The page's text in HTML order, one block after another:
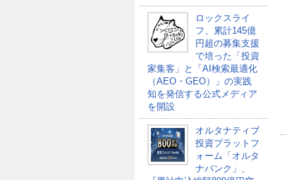
ロックスライ
フ、累計145億
円超の募集支援
で培った「投資
家集客」と「AI検索最適化
（AEO・GEO）」の実践
知を発信する公式メディア
を開設
オルタナティブ
投資プラットフ
ォーム「オルタ
ナバンク」、